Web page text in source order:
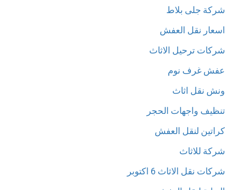
جلى بلاط
نقل العفش
ترحيل الاثاث
غرف نوم
نقل اثاث
واجهات الحجر
لنقل العفش
للاثاث
نقل الاثاث 6 اكتوبر